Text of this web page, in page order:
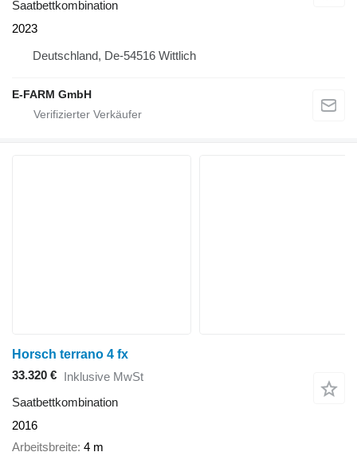
Saatbettkombination
2023
Deutschland, De-54516 Wittlich
E-FARM GmbH
Horsch terrano 4 fx
33.320 € Inklusive MwSt
Saatbettkombination
2016
Arbeitsbreite 4 m